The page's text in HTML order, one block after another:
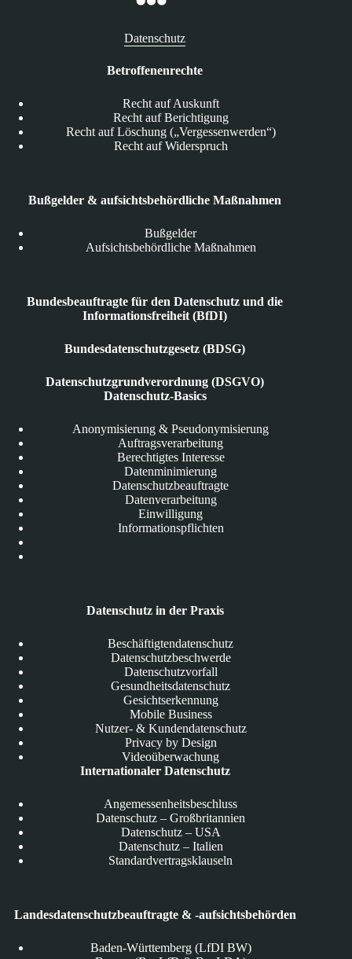
Datenschutz
Betroffenenrechte
Recht auf Auskunft
Recht auf Berichtigung
Recht auf Löschung („Vergessenwerden“)
Recht auf Widerspruch
Bußgelder & aufsichtsbehördliche Maßnahmen
Bußgelder
Aufsichtsbehördliche Maßnahmen
Bundesbeauftragte für den Datenschutz und die
Informationsfreiheit (BfDI)
Bundesdatenschutzgesetz (BDSG)
Datenschutzgrundverordnung (DSGVO)
Datenschutz-Basics
Anonymisierung & Pseudonymisierung
Auftragsverarbeitung
Berechtigtes Interesse
Datenminimierung
Datenschutzbeauftragte
Datenverarbeitung
Einwilligung
Informationspflichten
Datenschutz in der Praxis
Beschäftigtendatenschutz
Datenschutzbeschwerde
Datenschutzvorfall
Gesundheitsdatenschutz
Gesichtserkennung
Mobile Business
Nutzer- & Kundendatenschutz
Privacy by Design
Videoüberwachung
Internationaler Datenschutz
Angemessenheitsbeschluss
Datenschutz – Großbritannien
Datenschutz – USA
Datenschutz – Italien
Standardvertragsklauseln
Landesdatenschutzbeauftragte & -aufsichtsbehörden
Baden-Württemberg (LfDI BW)